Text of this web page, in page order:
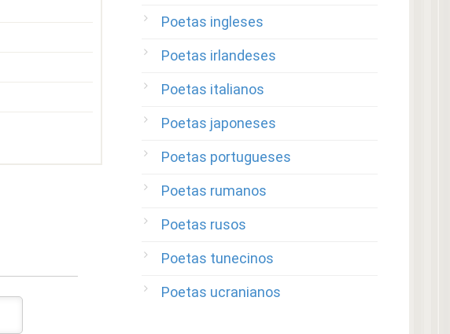
Poetas ingleses
Poetas irlandeses
Poetas italianos
Poetas japoneses
Poetas portugueses
Poetas rumanos
Poetas rusos
Poetas tunecinos
Poetas ucranianos